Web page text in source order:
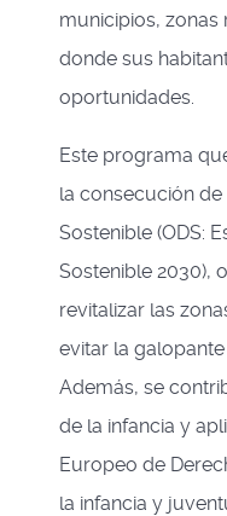
municipios,
donde sus
oportunidades.
Este programa
la consecución
Sostenible (ODS:
Sostenible 2030),
revitalizar las
evitar la
Además, se
de la infancia y
Europeo de
la infancia y